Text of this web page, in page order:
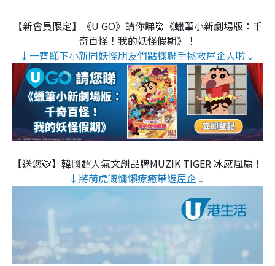
【新會員限定】《U GO》請你睇👹《蠟筆小新劇場版：千
奇百怪！我的妖怪假期》！
↓一齊睇下小新同妖怪朋友們點樣聯手拯救屋企人啦↓
【送您🐯】韓國超人氣文創品牌MUZIK TIGER 冰感風扇！
↓將萌虎嘅慵懶療癒帶返屋企↓